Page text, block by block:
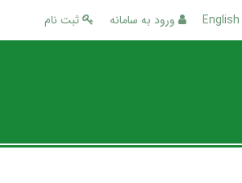
ثبت نام ورود به سامانه